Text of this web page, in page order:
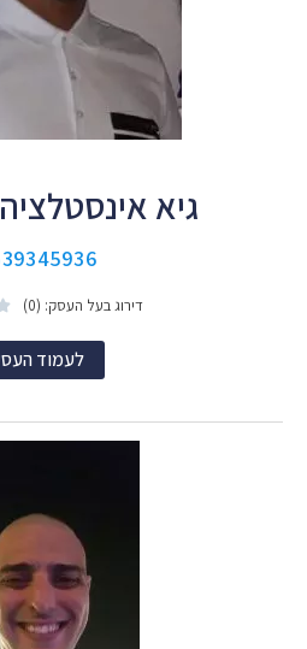
גיא
דירוג בעל העסק: (0)
לעמוד